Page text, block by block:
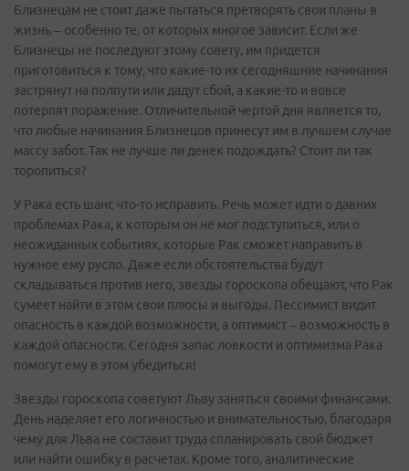
Близнецам не стоит даже пытаться претворять свои планы в
жизнь – особенно те, от которых многое зависит. Если же
Близнецы не последуют этому совету, им придется
приготовиться к тому, что какие-то их сегодняшние начинания
застрянут на полпути или дадут сбой, а какие-то и вовсе
потерпят поражение. Отличительной чертой дня является то,
что любые начинания Близнецов принесут им в лучшем случае
массу забот. Так не лучше ли денек подождать? Стоит ли так
торопиться?
У Рака есть шанс что-то исправить. Речь может идти о давних
проблемах Рака, к которым он не мог подступиться, или о
неожиданных событиях, которые Рак сможет направить в
нужное ему русло. Даже если обстоятельства будут
складываться против него, звезды гороскопа обещают, что Рак
сумеет найти в этом свои плюсы и выгоды. Пессимист видит
опасность в каждой возможности, а оптимист – возможность в
каждой опасности. Сегодня запас ловкости и оптимизма Рака
помогут ему в этом убедиться!
Звезды гороскопа советуют Льву заняться своими финансами.
День наделяет его логичностью и внимательностью, благодаря
чему для Льва не составит труда спланировать свой бюджет
или найти ошибку в расчетах. Кроме того, аналитические